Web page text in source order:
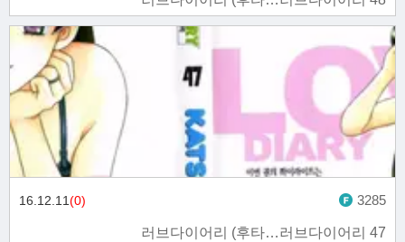
러브다이어리 (후타…러브다이어리 47
16.12.11(0) 3285